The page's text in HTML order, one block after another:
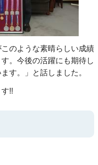
のような素晴らしい成績
。今後の活躍にも期待し
す。」と話しました。
!!